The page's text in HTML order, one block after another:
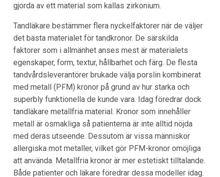
gjorda av ett material som kallas zirkonium.
Tandläkare bestämmer flera nyckelfaktorer när de väljer
det bästa materialet för tandkronor. De särskilda
faktorer som i allmänhet anses mest är materialets
egenskaper, form, textur, hållbarhet och färg. De flesta
tandvårdsleverantörer brukade välja porslin kombinerat
med metall (PFM) kronor på grund av hur starka och
superbly funktionella de kunde vara. Idag föredrar dock
tandläkare metallfria material. Kronor som innehåller
metall är osmakliga så patienterna är inte alltid nöjda
med deras utseende. Dessutom är vissa människor
allergiska mot metaller, vilket gör PFM-kronor omöjliga
att använda. Metallfria kronor är mer estetiskt tilltalande.
Både patienter och läkare föredrar dessa modeller idag.